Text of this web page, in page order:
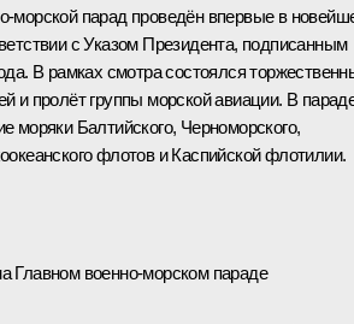
морской парад проведён впервые в
с Указом Президента, подписанным
В рамках смотра состоялся
и пролёт группы морской авиации. В
моряки Балтийского, Черноморского,
флотов и Каспийской флотилии.
Главном военно-морском параде